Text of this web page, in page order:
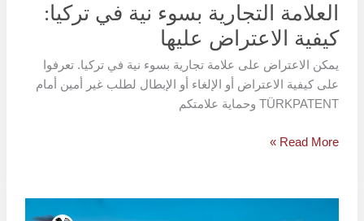
العلامة التجارية بسوء نية في تركيا:
كيفية الاعتراض عليها
يمكن الاعتراض على علامة تجارية بسوء نية في تركيا. تعرفوا
على كيفية الاعتراض أو الإلغاء أو الإبطال لطلب غير أمين أمام
TÜRKPATENT وحماية علامتكم
Read More »